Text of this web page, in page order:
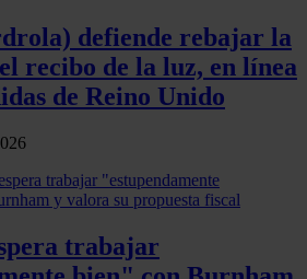
defiende rebajar la
recibo de la luz, en línea
de Reino Unido
trabajar